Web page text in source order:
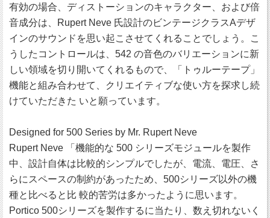
有効の場合、ディストーションのキャラクター、および倍
音成分は、Rupert Neve 氏設計のビンテージクラスAデザ
インのサウンドを思い起こさせてくれることでしょう。こ
うしたコントロールは、542 の音色のバリエーションに新
しい領域を切り開いてくれるもので、「トゥルーテープ」
機能と組み合わせて、クリエイティブな使い方を探求し続
けていただきた いと願っています。
Designed for 500 Series by Mr. Rupert Neve
Rupert Neve 「機能的な 500 シリーズモジュールを製作
中、設計自体は比較的シンプルでしたが、電流、電圧、さ
らにスペースの制約があったため、500シリーズ以外の機
種と比べると比 較的苦労は多かったように思います。
Portico 500シリーズを製作するに当たり、数え切れないく